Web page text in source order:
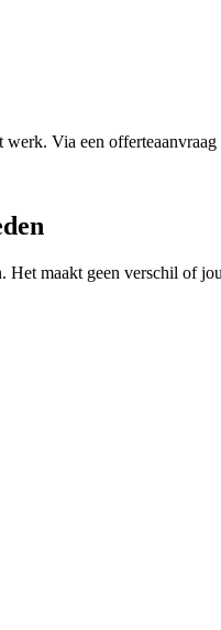
Via een
. Het maakt geen verschil of